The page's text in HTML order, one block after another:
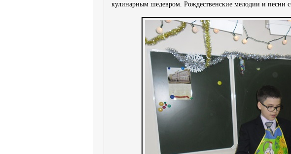
кулинарным шедевром. Рождественские мелодии и